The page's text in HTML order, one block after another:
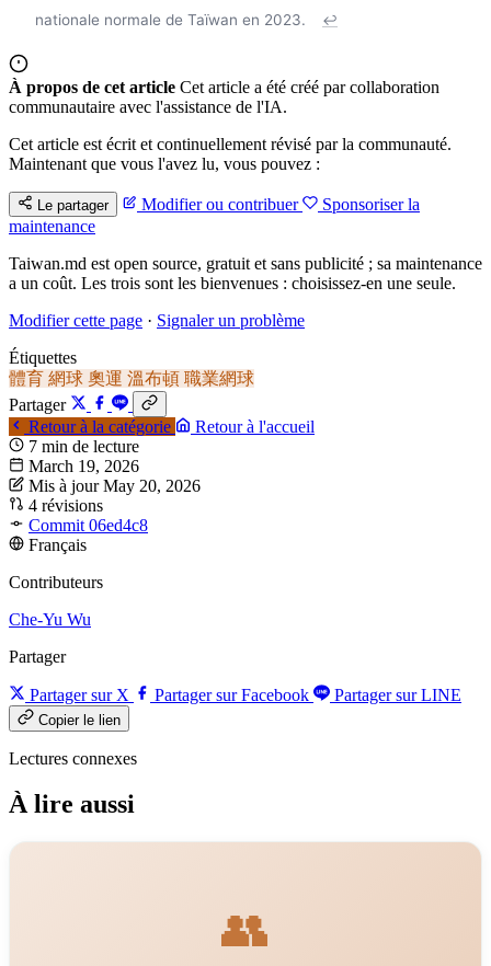
nationale normale de Taïwan en 2023.
↩
À propos de cet article Cet article a été créé par collaboration
communautaire avec l'assistance de l'IA.
Cet article est écrit et continuellement révisé par la communauté.
Maintenant que vous l'avez lu, vous pouvez :
Le partager Modifier ou contribuer
Sponsoriser la
maintenance
Taiwan.md est open source, gratuit et sans publicité ; sa maintenance
a un coût. Les trois sont les bienvenues : choisissez-en une seule.
Modifier cette page · Signaler un problème
Étiquettes
體育 網球 奧運 溫布頓 職業網球
Partager
Retour à la catégorie
Retour à l'accueil
7 min de lecture
March 19, 2026
Mis à jour May 20, 2026
4 révisions
Commit 06ed4c8
Français
Contributeurs
Che-Yu Wu
Partager
Partager sur X Partager sur Facebook Partager sur LINE
Copier le lien
Lectures connexes
À lire aussi
👥